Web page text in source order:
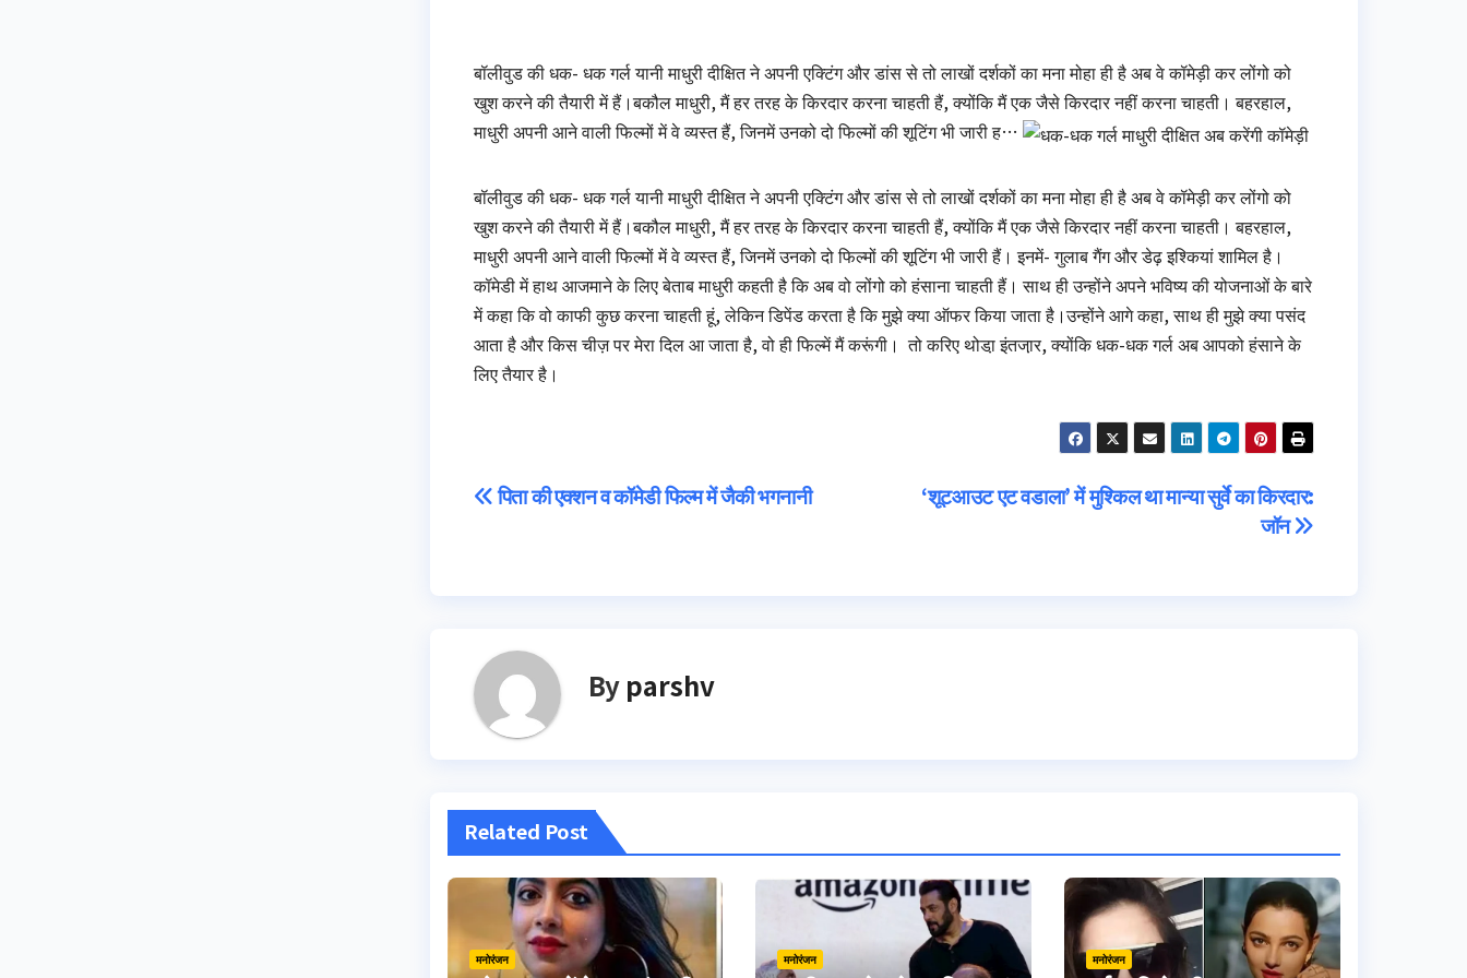
बॉलीवुड की धक- धक गर्ल यानी माधुरी दीक्षित ने अपनी एक्टिंग और डांस से तो लाखों दर्शकों का मना मोहा ही है अब वे कॉमेड़ी कर लोंगो को
खुश करने की तैयारी में हैं।बकौल माधुरी, मैं हर तरह के किरदार करना चाहती हैं, क्योंकि मैं एक जैसे किरदार नहीं करना चाहती। बहरहाल,
माधुरी अपनी आने वाली फिल्मों में वे व्यस्त हैं, जिनमें उनको दो फिल्मों की शूटिंग भी जारी ह…
बॉलीवुड की धक- धक गर्ल यानी माधुरी दीक्षित ने अपनी एक्टिंग और डांस से तो लाखों दर्शकों का मना मोहा ही है अब वे कॉमेड़ी कर लोंगो को
खुश करने की तैयारी में हैं।बकौल माधुरी, मैं हर तरह के किरदार करना चाहती हैं, क्योंकि मैं एक जैसे किरदार नहीं करना चाहती। बहरहाल,
माधुरी अपनी आने वाली फिल्मों में वे व्यस्त हैं, जिनमें उनको दो फिल्मों की शूटिंग भी जारी हैं। इनमें- गुलाब गैंग और डेढ़ इश्कियां शामिल है।
कॉमेडी में हाथ आजमाने के लिए बेताब माधुरी कहती है कि अब वो लोंगो को हंसाना चाहती हैं। साथ ही उन्होंने अपने भविष्य की योजनाओं के बारे
में कहा कि वो काफी कुछ करना चाहती हूं, लेकिन डिपेंड करता है कि मुझे क्या ऑफर किया जाता है।उन्होंने आगे कहा, साथ ही मुझे क्या पसंद
आता है और किस चीज़ पर मेरा दिल आ जाता है, वो ही फिल्में मैं करूंगी। तो करिए थोडा़ इंतजा़र, क्योंकि धक-धक गर्ल अब आपको हंसाने के
लिए तैयार है।
Post
‘शूटआउट एट वडाला’ में मुश्किल था मान्या सुर्वे का किरदार:
जॉन
पिता की एक्शन व कॉमेडी फिल्म में जैकी भगनानी
By parshv
Related Post
मनोरंजन मनोरंजन मनोरंजन